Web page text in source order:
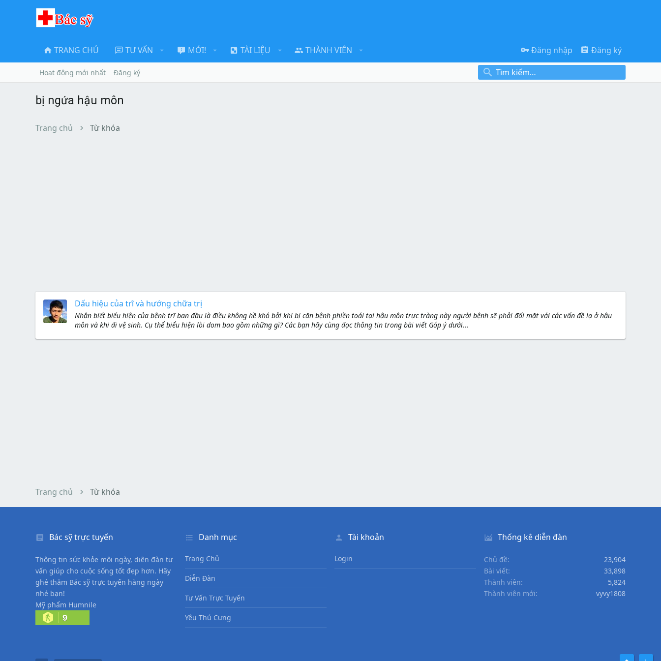
TRANG CHỦ TƯ VẤN MỚI! TÀI LIỆU THÀNH VIÊN Đăng nhập Đăng ký
Hoạt động mới nhất Đăng ký
bị ngứa hậu môn
Trang chủ Từ khóa
Dấu hiệu của trĩ và hướng chữa trị
Nhận biết biểu hiện của bệnh trĩ ban đầu là điều không hề khó bởi khi bị căn bệnh phiền toái tại hậu môn trực tràng này người bệnh sẽ phải đối mặt với các vấn đề lạ ở hậu
môn và khi đi vệ sinh. Cụ thể biểu hiện lòi dom bao gồm những gì? Các bạn hãy cùng đọc thông tin trong bài viết Góp ý dưới...
Trang chủ Từ khóa
Bác sỹ trực tuyến
Thông tin sức khỏe mỗi ngày, diễn đàn tư
vấn giúp cho cuộc sống tốt đẹp hơn. Hãy
ghé thăm Bác sỹ trực tuyến hàng ngày
nhé bạn!
Mỹ phẩm Humnile
9
Danh mục
Trang Chủ
Diễn Đàn
Tư Vấn Trực Tuyến
Yêu Thú Cưng
Tài khoản
Login
Thống kê diễn đàn
Chủ đề
23,904
Bài viết
33,898
Thành viên
5,824
Thành viên mới
vyvy1808